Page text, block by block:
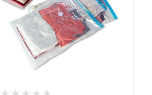
самовывоза
Нет